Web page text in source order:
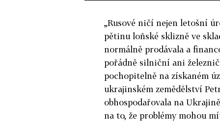
„Rusové ničí nejen letošní
pětinu loňské sklizně ve
normálně prodávala a
pořádně silniční ani
pochopitelně na získaném
ukrajinském zemědělství
obhospodařovala na
na to, že problémy mohou